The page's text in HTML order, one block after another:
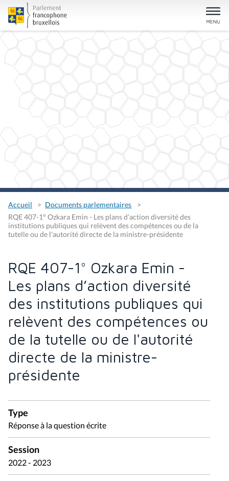
Accueil
Documents parlementaires
RQE 407-1° Ozkara Emin - Les plans d’action diversité des
institutions publiques qui relèvent des compétences ou de la
tutelle ou de l'autorité directe de la ministre-présidente
RQE 407-1° Ozkara Emin -
Les plans d’action diversité
des institutions publiques qui
relèvent des compétences ou
de la tutelle ou de l'autorité
directe de la ministre-
présidente
Type
Réponse à la question écrite
Session
2022 - 2023